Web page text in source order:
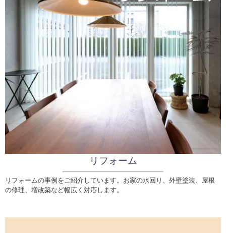
リフォーム
リフォームの事例をご紹介しています。 お家の水回り、外壁塗装、屋根
の修理、増改築など幅広く対応します。